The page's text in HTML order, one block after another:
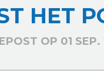
HET
OP 01 SEP.